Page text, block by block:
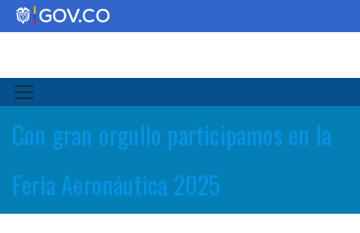
Con gran orgullo participamos en la
Feria Aeronáutica 2025